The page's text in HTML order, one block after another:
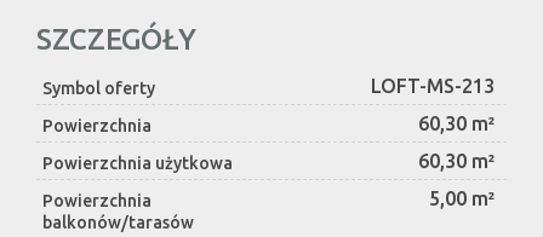
SZCZEGÓŁY
Symbol oferty LOFT-MS-213
Powierzchnia 60,30 m²
Powierzchnia użytkowa 60,30 m²
Powierzchnia
balkonów/tarasów
5,00 m²